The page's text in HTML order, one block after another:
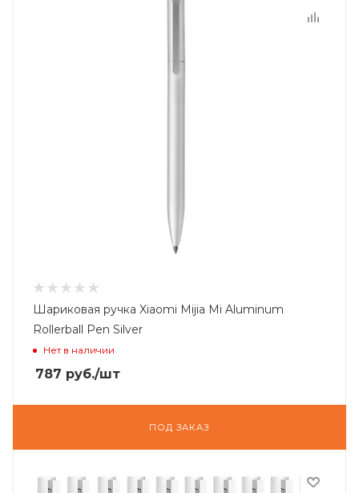
Шариковая ручка Xiaomi Mijia Mi Aluminum
Rollerball Pen Silver
Нет в наличии
787 руб./шт
ПОД ЗАКАЗ